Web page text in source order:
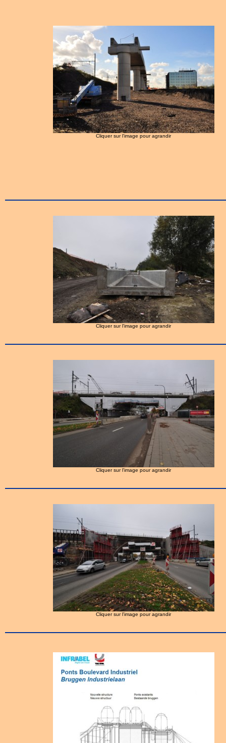
Cliquer sur l'image pour agrandir
Cliquer sur l'image pour agrandir
Cliquer sur l'image pour agrandir
Cliquer sur l'image pour agrandir